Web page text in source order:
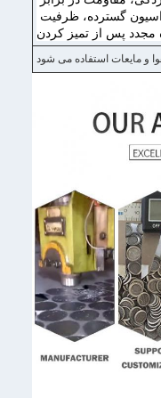
مجدد پس از تمیز کردن
و مایعات استفاده می شود